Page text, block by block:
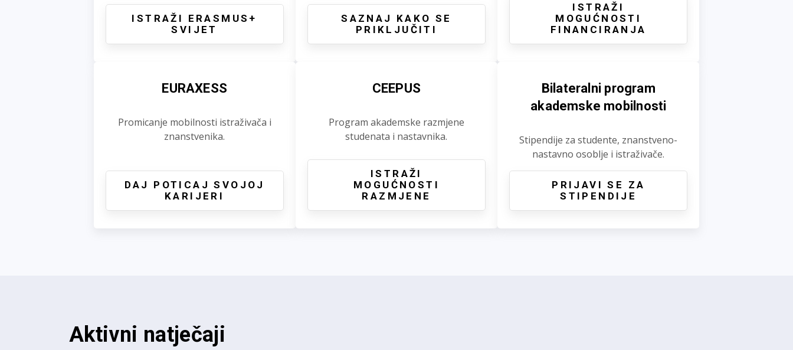
ISTRAŽI ERASMUS+
SVIJET
SAZNAJ KAKO SE
PRIKLJUČITI
ISTRAŽI
MOGUĆNOSTI
FINANCIRANJA
EURAXESS
Promicanje mobilnosti istraživača i
znanstvenika.
DAJ POTICAJ SVOJOJ
KARIJERI
CEEPUS
Program akademske razmjene
studenata i nastavnika.
ISTRAŽI
MOGUĆNOSTI
RAZMJENE
Bilateralni program
akademske mobilnosti
Stipendije za studente, znanstveno-
nastavno osoblje i istraživače.
PRIJAVI SE ZA
STIPENDIJE
Aktivni natječaji